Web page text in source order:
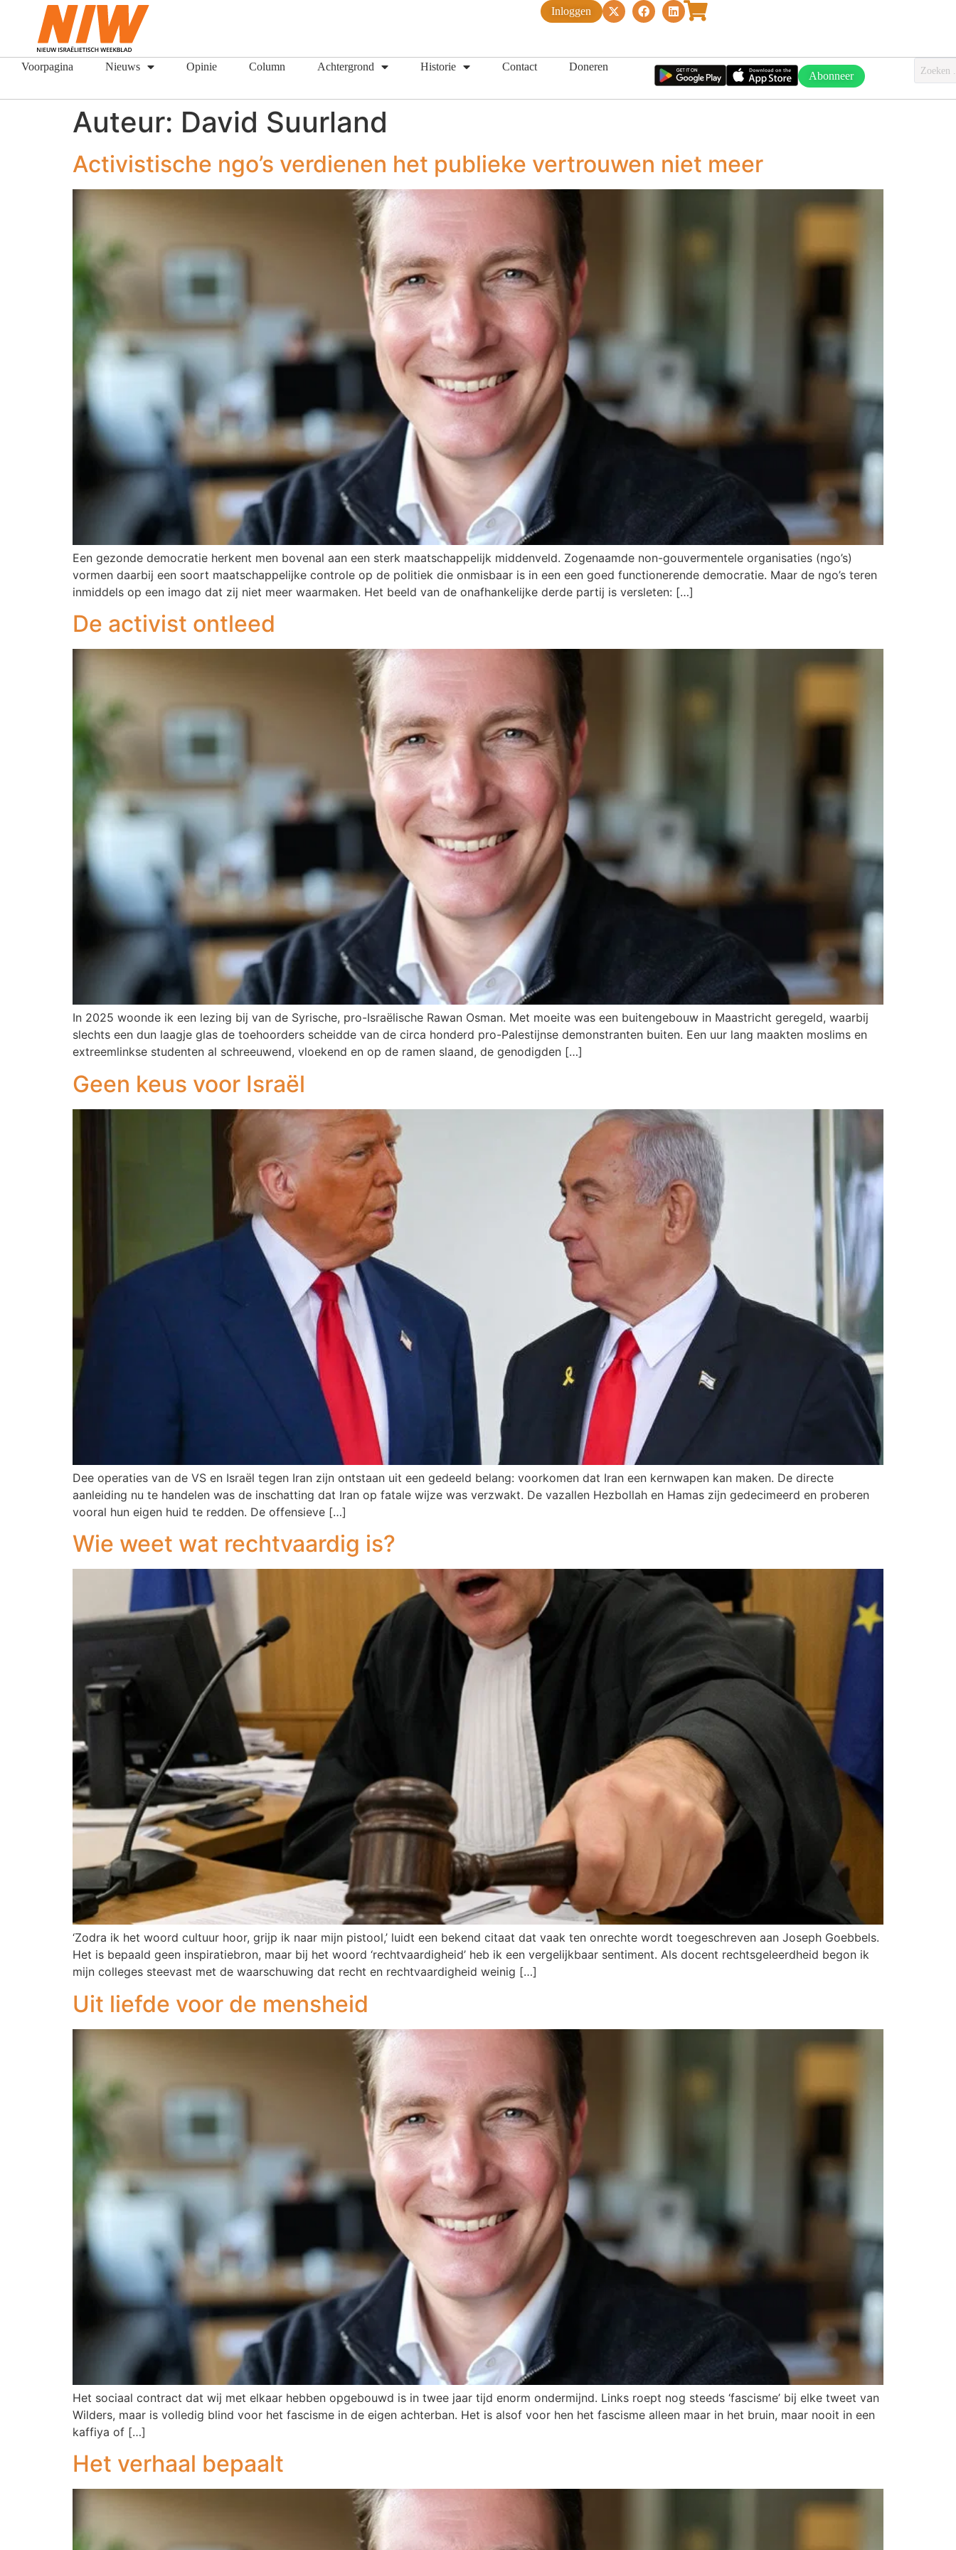
Inloggen
Voorpagina Nieuws Opinie Column Achtergrond Historie Contact Doneren
Abonneer
Auteur: David Suurland
Activistische ngo’s verdienen het publieke vertrouwen niet meer
Een gezonde democratie herkent men bovenal aan een sterk maatschappelijk middenveld. Zogenaamde non-gouvermentele organisaties (ngo’s)
vormen daarbij een soort maatschappelijke controle op de politiek die onmisbaar is in een een goed functionerende democratie. Maar de ngo’s teren
inmiddels op een imago dat zij niet meer waarmaken. Het beeld van de onafhankelijke derde partij is versleten: […]
De activist ontleed
In 2025 woonde ik een lezing bij van de Syrische, pro-Israëlische Rawan Osman. Met moeite was een buitengebouw in Maastricht geregeld, waarbij
slechts een dun laagje glas de toehoorders scheidde van de circa honderd pro-Palestijnse demonstranten buiten. Een uur lang maakten moslims en
extreemlinkse studenten al schreeuwend, vloekend en op de ramen slaand, de genodigden […]
Geen keus voor Israël
Dee operaties van de VS en Israël tegen Iran zijn ontstaan uit een gedeeld belang: voorkomen dat Iran een kernwapen kan maken. De directe
aanleiding nu te handelen was de inschatting dat Iran op fatale wijze was verzwakt. De vazallen Hezbollah en Hamas zijn gedecimeerd en proberen
vooral hun eigen huid te redden. De offensieve […]
Wie weet wat rechtvaardig is?
‘Zodra ik het woord cultuur hoor, grijp ik naar mijn pistool,’ luidt een bekend citaat dat vaak ten onrechte wordt toegeschreven aan Joseph Goebbels.
Het is bepaald geen inspiratiebron, maar bij het woord ‘rechtvaardigheid’ heb ik een vergelijkbaar sentiment. Als docent rechtsgeleerdheid begon ik
mijn colleges steevast met de waarschuwing dat recht en rechtvaardigheid weinig […]
Uit liefde voor de mensheid
Het sociaal contract dat wij met elkaar hebben opgebouwd is in twee jaar tijd enorm ondermijnd. Links roept nog steeds ‘fascisme’ bij elke tweet van
Wilders, maar is volledig blind voor het fascisme in de eigen achterban. Het is alsof voor hen het fascisme alleen maar in het bruin, maar nooit in een
kaffiya of […]
Het verhaal bepaalt